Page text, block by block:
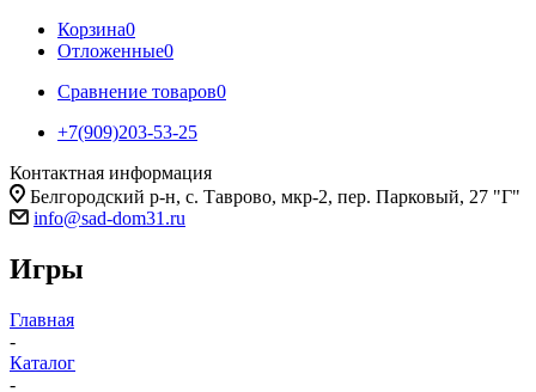
Корзина0
Отложенные0
Сравнение товаров0
+7(909)203-53-25
Контактная информация
Белгородский р-н, с. Таврово, мкр-2, пер. Парковый, 27 "Г"
info@sad-dom31.ru
Игры
Главная
-
Каталог
-